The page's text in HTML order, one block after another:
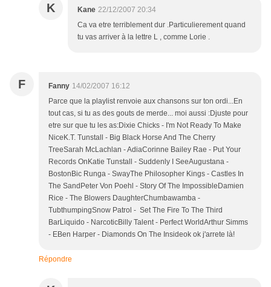
K Kane 22/12/2007 20:34
Ca va etre terriblement dur .Particulierement quand
tu vas arriver à la lettre L , comme Lorie .
F Fanny 14/02/2007 16:12
Parce que la playlist renvoie aux chansons sur ton ordi...En
tout cas, si tu as des gouts de merde... moi aussi :Djuste pour
etre sur que tu les as:Dixie Chicks - I'm Not Ready To Make
NiceK.T. Tunstall - Big Black Horse And The Cherry
TreeSarah McLachlan - AdiaCorinne Bailey Rae - Put Your
Records OnKatie Tunstall - Suddenly I SeeAugustana -
BostonBic Runga - SwayThe Philosopher Kings - Castles In
The SandPeter Von Poehl - Story Of The ImpossibleDamien
Rice - The Blowers DaughterChumbawamba -
TubthumpingSnow Patrol - Set The Fire To The Third
BarLiquido - NarcoticBilly Talent - Perfect WorldArthur Simms
- EBen Harper - Diamonds On The Insideok ok j'arrete là!
Répondre